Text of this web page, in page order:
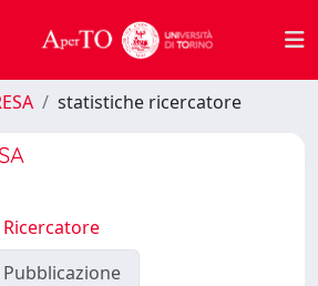
statistiche ricercatore